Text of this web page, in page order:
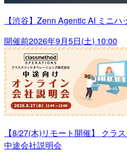
【渋谷】Zenn Agentic AI ミニ
開催前2026年9月5日(土) 10:00
【8/27(木)リモート開催】 クラ
中途会社説明会